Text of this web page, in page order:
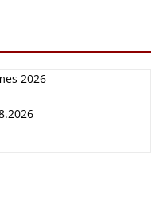
2026